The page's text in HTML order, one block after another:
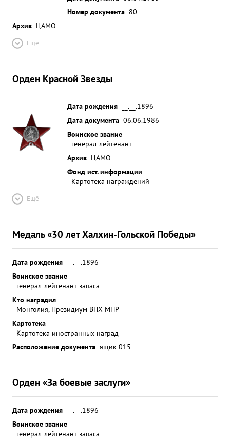
Номер документа 80
Архив ЦАМО
Ещё
Орден Красной Звезды
Дата рождения
__.__.1896
Дата документа 06.06.1986
Воинское звание
генерал-лейтенант
Архив ЦАМО
Фонд ист. информации
Картотека награждений
Ещё
Медаль «30 лет Халхин-Гольской Победы»
Дата рождения
__.__.1896
Воинское звание
генерал-лейтенант запаса
Кто наградил
Монголия, Президиум ВНХ МНР
Картотека
Картотека иностранных наград
Расположение документа ящик 015
Орден «За боевые заслуги»
Дата рождения
__.__.1896
Воинское звание
генерал-лейтенант запаса